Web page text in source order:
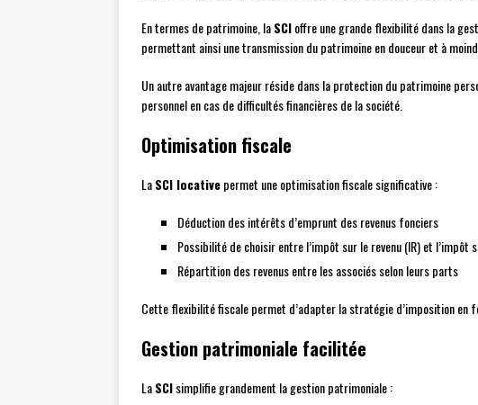
En termes de patrimoine, laSCIoffre une grande flexibilité dans la
permettant ainsi une transmission du patrimoine en douceur et à
Un autre avantage majeur réside dans la protection du patrimoine
personnel en cas de difficultés financières de la société.
Optimisation fiscale
LaSCI locativepermet une optimisation fiscale significative :
Déduction des intérêts d’emprunt des revenus fonciers
Possibilité de choisir entre l’impôt sur le revenu (IR) et l’impôt
Répartition des revenus entre les associés selon leurs parts
Cette flexibilité fiscale permet d’adapter la stratégie d’imposition en
Gestion patrimoniale facilitée
LaSCIsimplifie grandement la gestion patrimoniale :